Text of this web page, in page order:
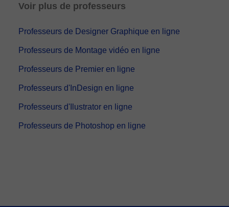
mathématique...
Voir plus de professeurs
Professeurs de Designer Graphique en ligne
Professeurs de Montage vidéo en ligne
Professeurs de Premier en ligne
Professeurs d'InDesign en ligne
Professeurs d'Ilustrator en ligne
Professeurs de Photoshop en ligne